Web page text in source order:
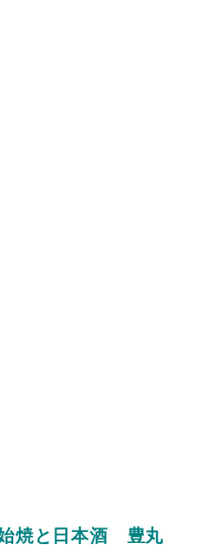
焼と日本酒 豊丸